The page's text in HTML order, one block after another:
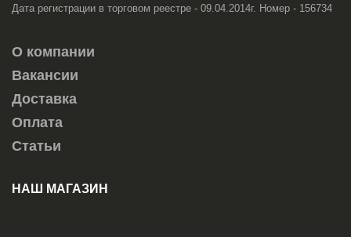
Дата регистрации в торговом реестре - 09.04.2014г. Номер - 156734
О компании
Вакансии
Доставка
Оплата
Статьи
НАШ МАГАЗИН